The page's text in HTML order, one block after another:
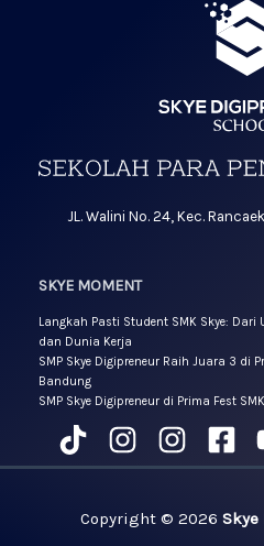
JL. Walini No. 24, Kec.
SKYE MOMENT
Langkah Pasti Student SMK Skye: Dari
dan Dunia Kerja
SMP Skye Digipreneur Raih Juara 3 di
Bandung
SMP Skye Digipreneur di Prima Fest
Copyright © 2026